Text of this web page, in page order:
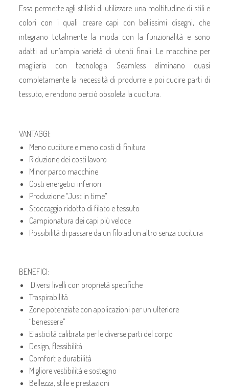
Essa permette agli stilisti di utilizzare una moltitudine di stili e
colori con i quali creare capi con bellissimi disegni, che
integrano totalmente la moda con la funzionalità e sono
adatti ad un’ampia varietà di utenti finali. Le macchine per
maglieria con tecnologia Seamless eliminano quasi
completamente la necessità di produrre e poi cucire parti di
tessuto, e rendono perciò obsoleta la cucitura.
VANTAGGI:
Meno cuciture e meno costi di finitura
Riduzione dei costi lavoro
Minor parco macchine
Costi energetici inferiori
Produzione “Just in time”
Stoccaggio ridotto di filato e tessuto
Campionatura dei capi più veloce
Possibilità di passare da un filo ad un altro senza cucitura
BENEFICI:
Diversi livelli con proprietà specifiche
Traspirabilità
Zone potenziate con applicazioni per un ulteriore
“benessere”
Elasticità calibrata per le diverse parti del corpo
Design, flessibilità
Comfort e durabilità
Migliore vestibilità e sostegno
Bellezza, stile e prestazioni